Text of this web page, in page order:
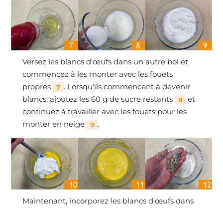
Versez les blancs d'œufs dans un autre bol et
commencez à les monter avec les fouets
propres
7 . Lorsqu'ils commencent à devenir
blancs, ajoutez les 60 g de sucre restants
8
et
continuez à travailler avec les fouets pour les
monter en neige
9 .
Maintenant, incorporez les blancs d'œufs dans